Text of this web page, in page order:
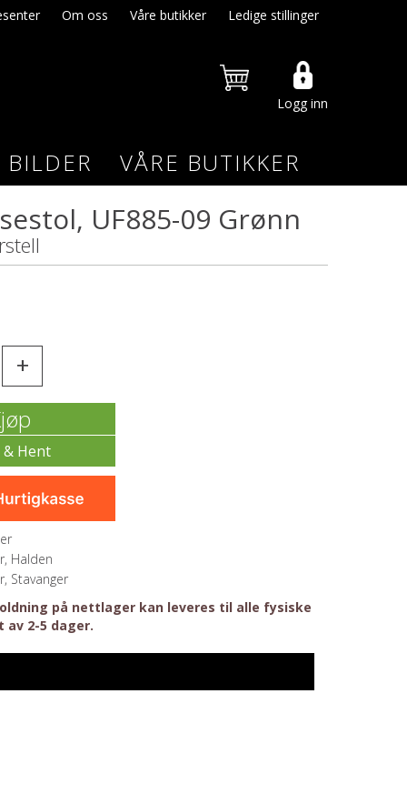
Om oss Våre butikker Ledige stillinger
Logg inn
BILDER VÅRE BUTIKKER
UF885-09 Grønn
+
Halden
Stavanger
på nettlager kan leveres til alle fysiske
2-5 dager.